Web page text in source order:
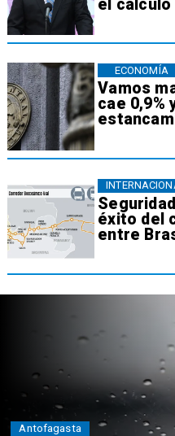
el cálculo
Vamos
cae 0,9%
ECONOMÍA
éxito del
entre
Antofagasta